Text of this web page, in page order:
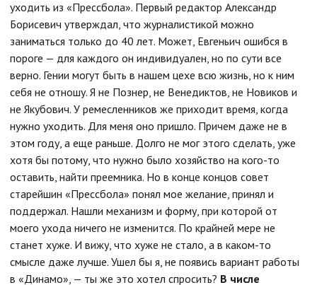
уходить из «Прессбола». Первый редактор Александр
Борисевич утверждал, что журналистикой можно
заниматься только до 40 лет. Может, Евгеньич ошибся в
пороге — для каждого он индивидуален, но по сути все
верно. Гении могут быть в нашем цехе всю жизнь, но к ним
себя не отношу. Я не Познер, не Венедиктов, не Новиков и
не Якубович. У ремесленников же приходит время, когда
нужно уходить. Для меня оно пришло. Причем даже не в
этом году, а еще раньше. Долго не мог этого сделать, уже
хотя бы потому, что нужно было хозяйство на кого-то
оставить, найти преемника. Но в конце концов совет
старейшин «Прессбола» понял мое желание, принял и
поддержал. Нашли механизм и форму, при которой от
моего ухода ничего не изменится. По крайней мере не
станет хуже. И вижу, что хуже не стало, а в каком-то
смысле даже лучше. Ушел бы я, не появись вариант работы
в «Динамо», — ты же это хотел спросить? В числе